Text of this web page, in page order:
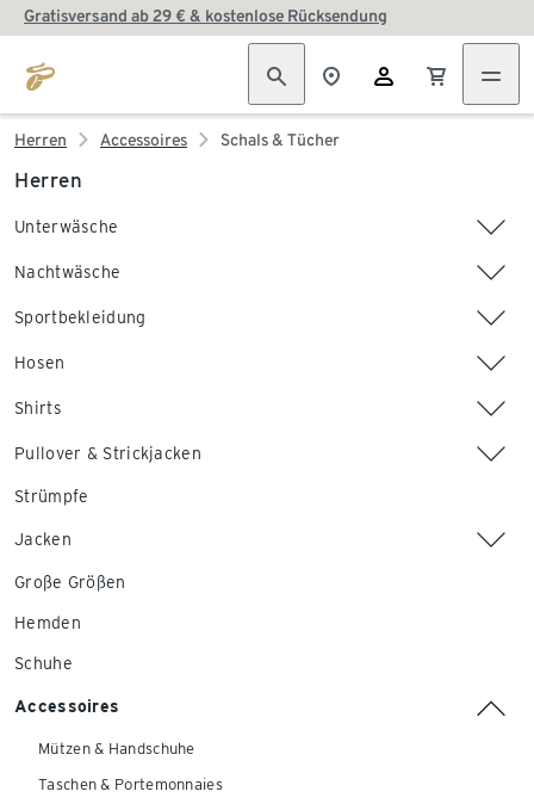
Gratisversand ab 29 € & kostenlose Rücksendung
Herren Accessoires Schals & Tücher
Herren
Unterwäsche
Nachtwäsche
Sportbekleidung
Hosen
Shirts
Pullover & Strickjacken
Strümpfe
Jacken
Große Größen
Hemden
Schuhe
Accessoires
Mützen & Handschuhe
Taschen & Portemonnaies